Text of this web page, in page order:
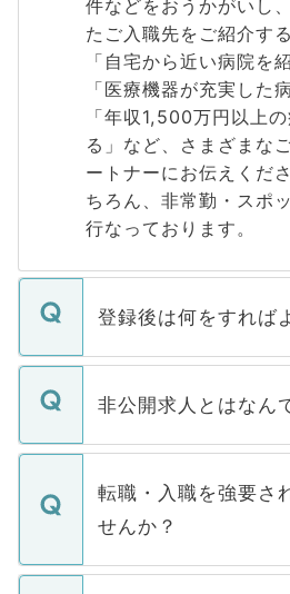
件などをおうかがいし
たご入職先をご紹介す
「自宅から近い病院を
「医療機器が充実した
「年収1,500万円以上
る」など、さまざまな
ートナーにお伝えくだ
ちろん、非常勤・スポ
行なっております。
登録後は何をすれば
ご登録いただきました
登録内容を確認し、そ
ます。通常、5営業日
いただきますので、し
非公開求人とはなん
マイナビDOCTORで取
うち約3割は、Webサ
けない「非公開求人」
下記の理由によって、
ません。
転職・入職を強要さ
せんか？
転職・入職を強要する